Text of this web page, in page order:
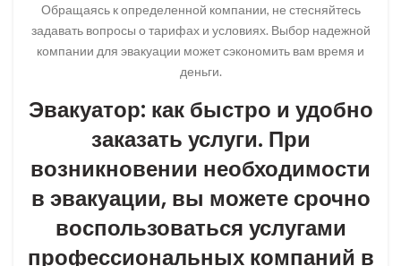
Обращаясь к определенной компании, не стесняйтесь
задавать вопросы о тарифах и условиях. Выбор надежной
компании для эвакуации может сэкономить вам время и
деньги.
Эвакуатор: как быстро и удобно
заказать услуги. При
возникновении необходимости
в эвакуации, вы можете срочно
воспользоваться услугами
профессиональных компаний в